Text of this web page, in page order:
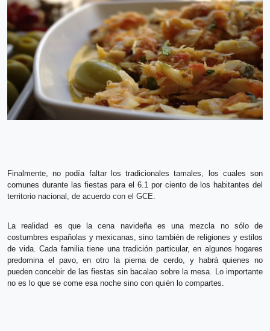
Finalmente, no podía faltar los tradicionales tamales, los cuales son
comunes durante las fiestas para el 6.1 por ciento de los habitantes del
territorio nacional, de acuerdo con el GCE.
La realidad es que la cena navideña es una mezcla no sólo de
costumbres españolas y mexicanas, sino también de religiones y estilos
de vida. Cada familia tiene una tradición particular, en algunos hogares
predomina el pavo, en otro la pierna de cerdo, y habrá quienes no
pueden concebir de las fiestas sin bacalao sobre la mesa. Lo importante
no es lo que se come esa noche sino con quién lo compartes.